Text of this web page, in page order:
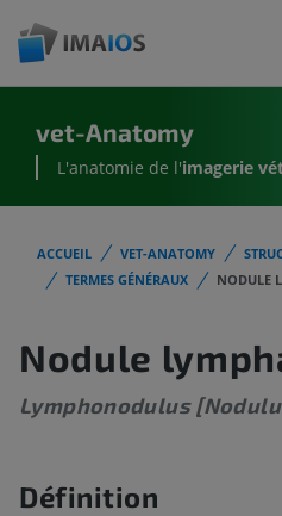
vet-Anatomy
L'anatomie de l'imagerie
ACCUEIL VET-ANATOMY
TERMES GÉNÉRAUX
NODULE
Nodule
Lymphonodulus
Définition